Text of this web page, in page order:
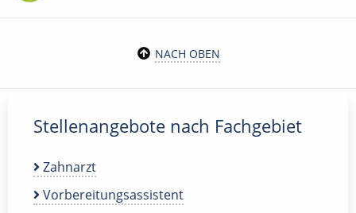
NACH OBEN
Stellenangebote nach Fachgebiet
Zahnarzt
Vorbereitungsassistent